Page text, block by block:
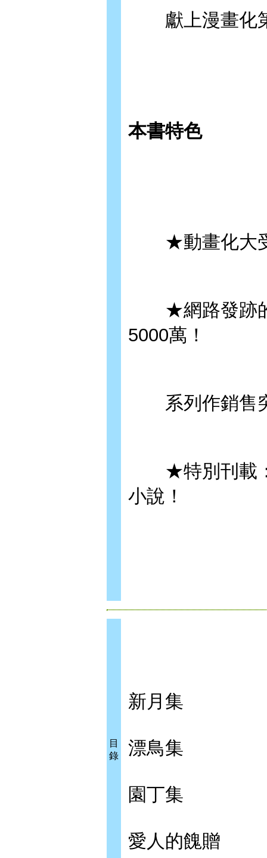
獻上漫畫化
本書特色
★動畫化大
★網路發跡的
5000萬！
系列作銷售
★特別刊載：
小說！
目
錄
新月集
漂鳥集
園丁集
愛人的餽贈